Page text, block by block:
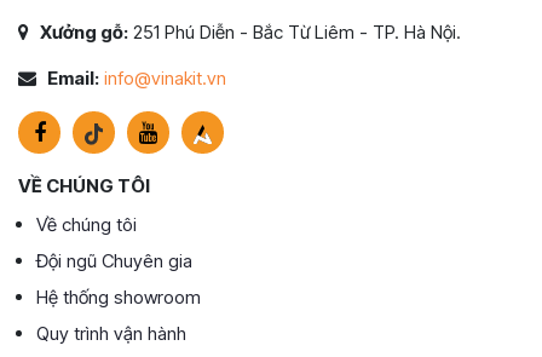
Xưởng gỗ: 251 Phú Diễn - Bắc Từ Liêm - TP. Hà Nội.
Email: info@vinakit.vn
VỀ CHÚNG TÔI
Về chúng tôi
Đội ngũ Chuyên gia
Hệ thống showroom
Quy trình vận hành